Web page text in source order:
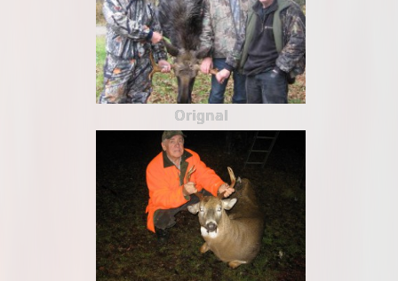
Orignal